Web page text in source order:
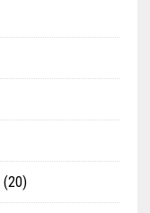
(20)